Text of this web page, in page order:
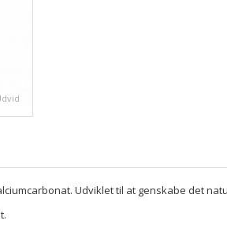
Udviklet til at genskabe det